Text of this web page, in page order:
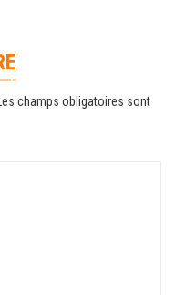
champs obligatoires sont